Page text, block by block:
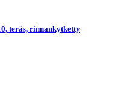
teräs, rinnankytketty